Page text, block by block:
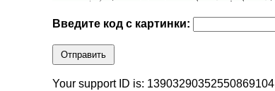
Введите код с картинки:
Отправить
Your support ID is: 13903290352550869104